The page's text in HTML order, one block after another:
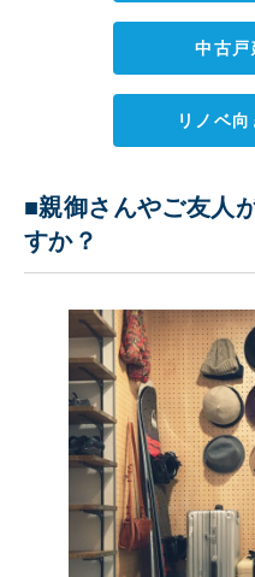
中古戸
リノベ
■親御さんやご友人
すか？